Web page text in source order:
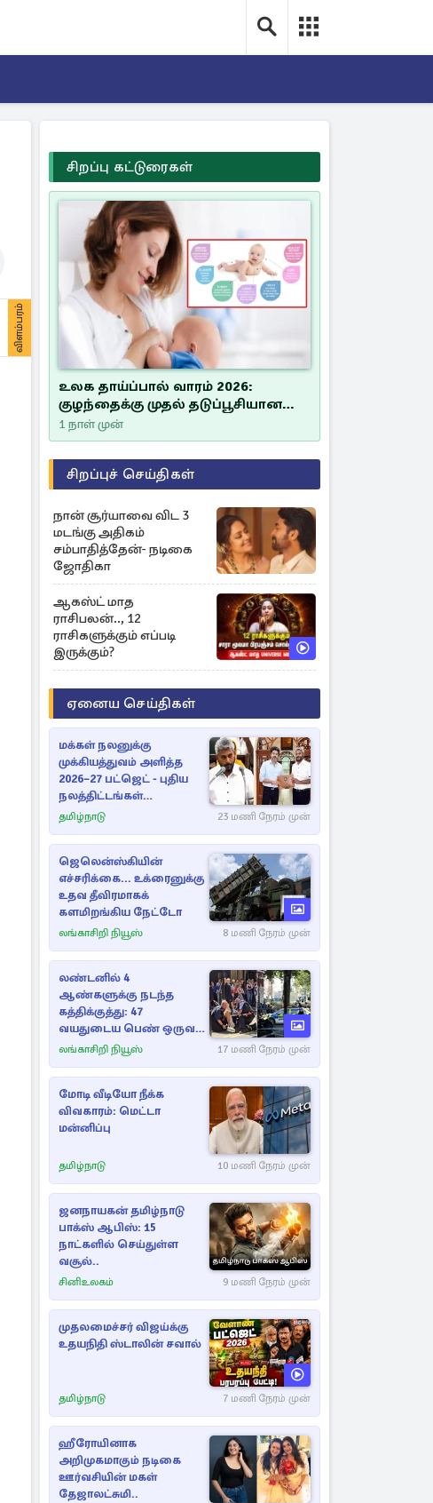
விளம்பரம்
சிறப்பு கட்டுரைகள்
உலக தாய்ப்பால் வாரம் 2026:
குழந்தைக்கு முதல் தடுப்பூசியான
சீம்பாலின் முக்கியத்துவம்!
1 நாள் முன்
சிறப்புச் செய்திகள்
நான் சூர்யாவை விட 3
மடங்கு அதிகம்
சம்பாதித்தேன்- நடிகை
ஜோதிகா
ஆகஸ்ட் மாத
ராசிபலன்.., 12
ராசிகளுக்கும் எப்படி
இருக்கும்?
ஏனைய செய்திகள்
மக்கள் நலனுக்கு
முக்கியத்துவம் அளித்த
2026–27 பட்ஜெட் - புதிய
நலத்திட்டங்கள்
என்னென்ன?
தமிழ்நாடு 23 மணி நேரம் முன்
ஜெலென்ஸ்கியின்
எச்சரிக்கை... உக்ரைனுக்கு
உதவ தீவிரமாகக்
களமிறங்கிய நேட்டோ
லங்காசிறி நியூஸ் 8 மணி நேரம் முன்
லண்டனில் 4
ஆண்களுக்கு நடந்த
கத்திக்குத்து: 47
வயதுடைய பெண் ஒருவர்
கைது
லங்காசிறி நியூஸ் 17 மணி நேரம் முன்
மோடி வீடியோ நீக்க
விவகாரம்: மெட்டா
மன்னிப்பு
தமிழ்நாடு 10 மணி நேரம் முன்
ஜனநாயகன் தமிழ்நாடு
பாக்ஸ் ஆபிஸ்: 15
நாட்களில் செய்துள்ள
வசூல்..
சினிஉலகம் 9 மணி நேரம் முன்
முதலமைச்சர் விஜய்க்கு
உதயநிதி ஸ்டாலின் சவால்
தமிழ்நாடு 7 மணி நேரம் முன்
ஹீரோயினாக
அறிமுகமாகும் நடிகை
ஊர்வசியின் மகள்
தேஜாலட்சுமி..